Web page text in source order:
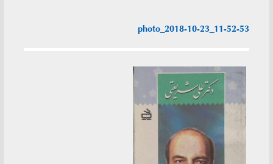
photo_2018-10-23_11-52-53